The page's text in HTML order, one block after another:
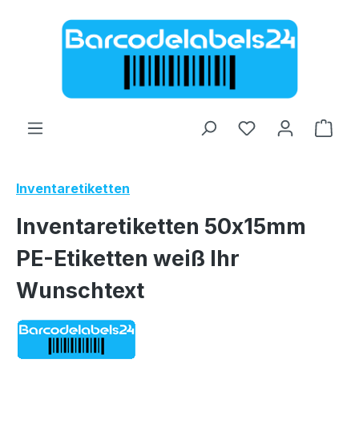
Zum Hauptinhalt springen
Inventaretiketten
Inventaretiketten 50x15mm
PE-Etiketten weiß Ihr
Wunschtext